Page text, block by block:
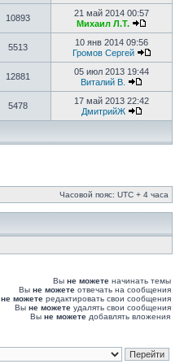
10893
21 май 2014 00:57
Михаил Л.Т.
5513
10 янв 2014 09:56
Громов Сергей
12881
05 июл 2013 19:44
Виталий В.
5478
17 май 2013 22:42
ДмитрийЖ
Часовой пояс: UTC + 4 часа
Вы не можете начинать темы
Вы не можете отвечать на сообщения
не можете редактировать свои сообщения
Вы не можете удалять свои сообщения
Вы не можете добавлять вложения